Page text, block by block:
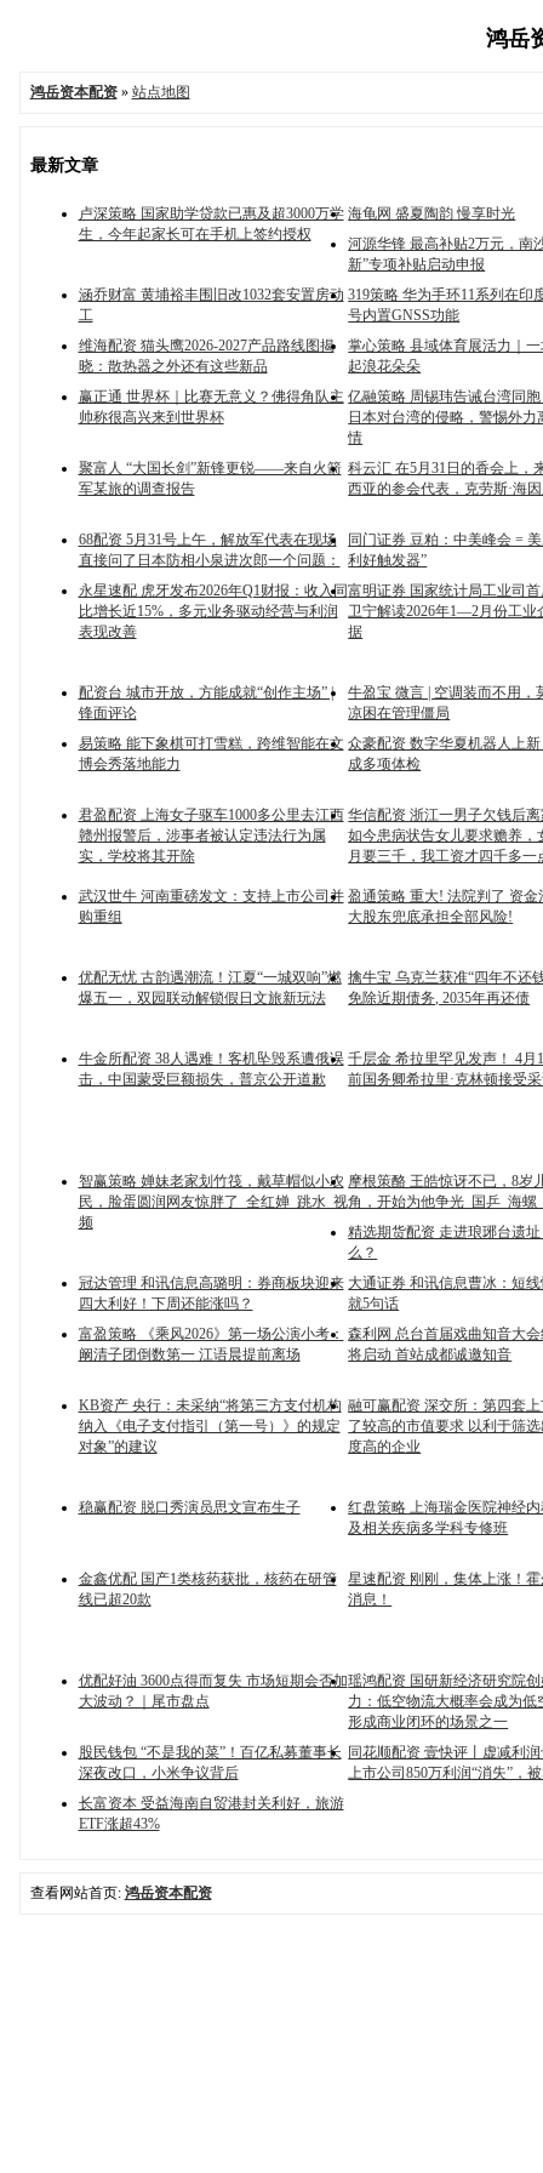
鸿岳
鸿岳资本配资» 站点地图
最新文章
卢深策略 国家助学贷款已惠及超3000万学
生，今年起家长可在手机上签约授权
海龟网 盛夏陶韵 慢享时光
河源华锋 最高补贴2万元，南
新”专项补贴启动申报
涵乔财富 黄埔裕丰围旧改1032套安置房动
工
319策略 华为手环11系列在印
号内置GNSS功能
维海配资 猫头鹰2026-2027产品路线图揭
晓：散热器之外还有这些新品
掌心策略 县域体育展活力｜
起浪花朵朵
赢正通 世界杯｜比赛无意义？佛得角队主
帅称很高兴来到世界杯
亿融策略 周锡玮告诫台湾同
日本对台湾的侵略，警惕外力
情
聚富人 “大国长剑”新锋更锐——来自火箭
军某旅的调查报告
科云汇 在5月31日的香会上，
西亚的参会代表，克劳斯·海
68配资 5月31号上午，解放军代表在现场
直接问了日本防相小泉进次郎一个问题：
同门证券 豆粕：中美峰会 =
利好触发器”
永星速配 虎牙发布2026年Q1财报：收入同
比增长近15%，多元业务驱动经营与利润
表现改善
富明证券 国家统计局工业司
卫宁解读2026年1—2月份工业
据
配资台 城市开放，方能成就“创作主场” |
锋面评论
牛盈宝 微言 | 空调装而不用，
凉困在管理僵局
易策略 能下象棋可打雪糕，跨维智能在文
博会秀落地能力
众豪配资 数字华夏机器人上
成多项体检
君盈配资 上海女子驱车1000多公里去江西
赣州报警后，涉事者被认定违法行为属
实，学校将其开除
华信配资 浙江一男子欠钱后
如今患病状告女儿要求赡养，
月要三千，我工资才四千多一
武汉世牛 河南重磅发文：支持上市公司并
购重组
盈通策略 重大! 法院判了 资金
大股东兜底承担全部风险!
优配无忧 古韵遇潮流！江夏“一城双响”燃
爆五一，双园联动解锁假日文旅新玩法
擒牛宝 乌克兰获准“四年不还
免除近期债务, 2035年再还债
牛金所配资 38人遇难！客机坠毁系遭俄误
击，中国蒙受巨额损失，普京公开道歉
千层金 希拉里罕见发声！ 4月
前国务卿希拉里·克林顿接受
智赢策略 婵妹老家划竹筏，戴草帽似小农
民，脸蛋圆润网友惊胖了_全红婵_跳水_视
频
摩根策酪 王皓惊讶不已，8岁
角，开始为他争光_国乒_海螺
精选期货配资 走进琅琊台遗
么？
冠达管理 和讯信息高璐明：券商板块迎来
四大利好！下周还能涨吗？
大通证券 和讯信息曹冰：短
就5句话
富盈策略 《乘风2026》第一场公演小考：
阚清子团倒数第一 江语晨提前离场
森利网 总台首届戏曲知音大
将启动 首站成都诚邀知音
KB资产 央行：未采纳“将第三方支付机构
纳入《电子支付指引（第一号）》的规定
对象”的建议
融可赢配资 深交所：第四套
了较高的市值要求 以利于筛
度高的企业
稳赢配资 脱口秀演员思文宣布生子
红盘策略 上海瑞金医院神经
及相关疾病多学科专修班
金鑫优配 国产1类核药获批，核药在研管
线已超20款
星速配资 刚刚，集体上涨！
消息！
优配好油 3600点得而复失 市场短期会否加
大波动？｜尾市盘点
瑶鸿配资 国研新经济研究院
力：低空物流大概率会成为低
形成商业闭环的场景之一
股民钱包 “不是我的菜”！百亿私募董事长
深夜改口，小米争议背后
同花顺配资 壹快评丨虚减利
上市公司850万利润“消失”，
长富资本 受益海南自贸港封关利好，旅游
ETF涨超43%
查看网站首页: 鸿岳资本配资